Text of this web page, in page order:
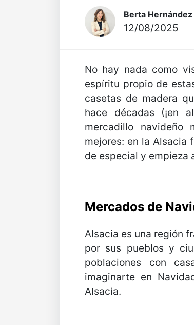
Berta Hernández
12/08/2025
No hay nada como
espíritu propio de
casetas de madera
hace décadas (¡en
mercadillo navideño
mejores: en la Alsacia
de especial y empieza
Mercados de
Alsacia es una región
por sus pueblos y
poblaciones con
imaginarte en
Alsacia.